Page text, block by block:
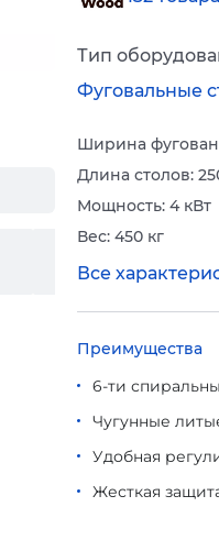
Тип
Фуговальные
Ширина
Длина столов:
Мощность: 4 кВт
Вес: 450 кг
Все
Преимущества
6-ти
Чугунные
Удобная
Жесткая